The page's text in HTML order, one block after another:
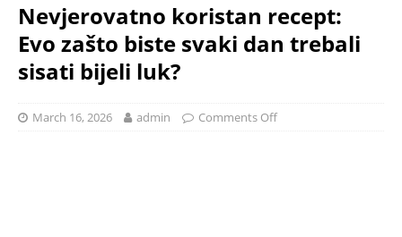
Nevjerovatno koristan recept:
Evo zašto biste svaki dan trebali
sisati bijeli luk?
March 16, 2026 admin Comments Off